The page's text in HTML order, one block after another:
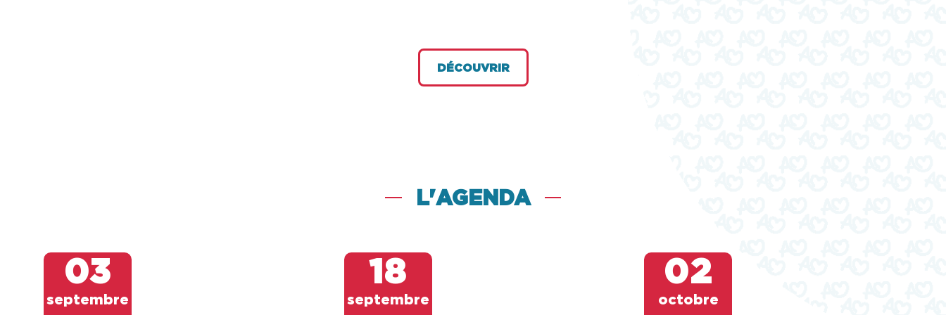
DÉCOUVRIR
L'AGENDA
03
septembre
18
septembre
02
octobre